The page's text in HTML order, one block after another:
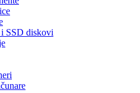
SSD diskovi